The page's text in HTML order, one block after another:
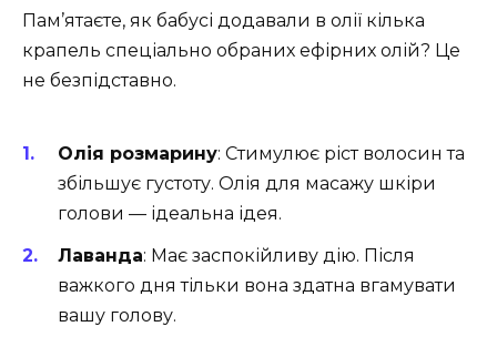
Пам’ятаєте, як бабусі додавали в олії кілька
крапель спеціально обраних ефірних олій? Це
не безпідставно.
Олія розмарину: Стимулює ріст волосин та
збільшує густоту. Олія для масажу шкіри
голови — ідеальна ідея.
Лаванда: Має заспокійливу дію. Після
важкого дня тільки вона здатна вгамувати
вашу голову.